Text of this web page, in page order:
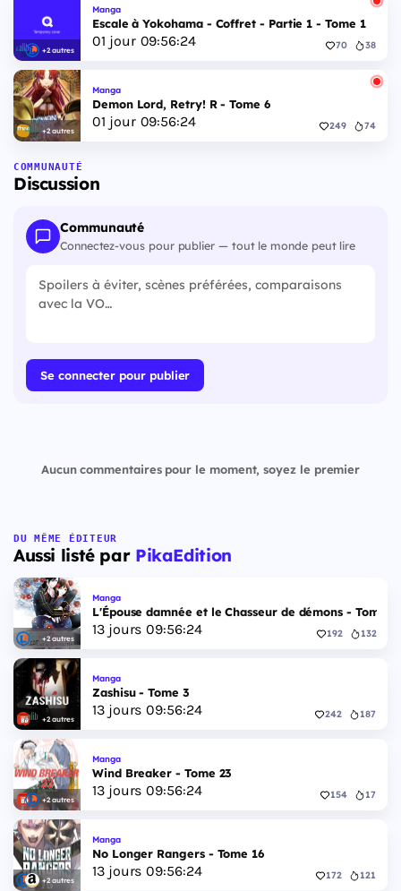
+2 autres
Manga
Escale à Yokohama - Coffret - Partie 1 - Tome 1
01 jour 09:56:24 70 38
+2 autres
Manga
Demon Lord, Retry! R - Tome 6
01 jour 09:56:24 249 74
COMMUNAUTÉ
Discussion
Communauté
Connectez-vous pour publier — tout le monde peut lire
Se connecter pour publier
Aucun commentaires pour le moment, soyez le premier
DU MÊME ÉDITEUR
Aussi listé par PikaEdition
+2 autres
Manga
L'Épouse damnée et le Chasseur de démons - Tome 6
13jours 09:56:24 192 132
+2 autres
Manga
Zashisu - Tome 3
13jours 09:56:24 242 187
+2 autres
Manga
Wind Breaker - Tome 23
13jours 09:56:24 154 17
+2 autres
Manga
No Longer Rangers - Tome 16
13jours 09:56:24 172 121